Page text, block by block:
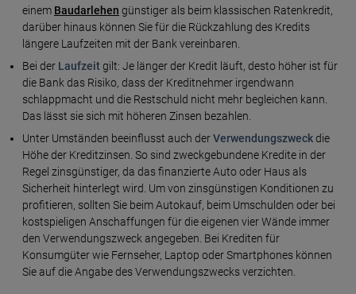
einem Baudarlehen günstiger als beim klassischen Ratenkredit,
darüber hinaus können Sie für die Rückzahlung des Kredits
längere Laufzeiten mit der Bank vereinbaren.
Bei der Laufzeit gilt: Je länger der Kredit läuft, desto höher ist für
die Bank das Risiko, dass der Kreditnehmer irgendwann
schlappmacht und die Restschuld nicht mehr begleichen kann.
Das lässt sie sich mit höheren Zinsen bezahlen.
Unter Umständen beeinflusst auch derVerwendungszweckdie
Höhe der Kreditzinsen. So sind zweckgebundene Kredite in der
Regel zinsgünstiger, da das finanzierte Auto oder Haus als
Sicherheit hinterlegt wird. Um von zinsgünstigen Konditionen zu
profitieren, sollten Sie beim Autokauf, beim Umschulden oder bei
kostspieligen Anschaffungen für die eigenen vier Wände immer
den Verwendungszweck angegeben. Bei Krediten für
Konsumgüter wie Fernseher, Laptop oder Smartphones können
Sie auf die Angabe des Verwendungszwecks verzichten.